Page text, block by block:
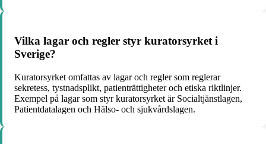
Vilka lagar och regler styr kuratorsyrket i
Sverige?
Kuratorsyrket omfattas av lagar och regler som reglerar
sekretess, tystnadsplikt, patienträttigheter och etiska riktlinjer.
Exempel på lagar som styr kuratorsyrket är Socialtjänstlagen,
Patientdatalagen och Hälso- och sjukvårdslagen.